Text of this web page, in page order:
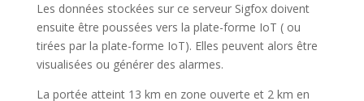
Les données stockées sur ce serveur Sigfox doivent
ensuite être poussées vers la plate-forme IoT ( ou
tirées par la plate-forme IoT). Elles peuvent alors être
visualisées ou générer des alarmes.
La portée atteint 13 km en zone ouverte et 2 km en